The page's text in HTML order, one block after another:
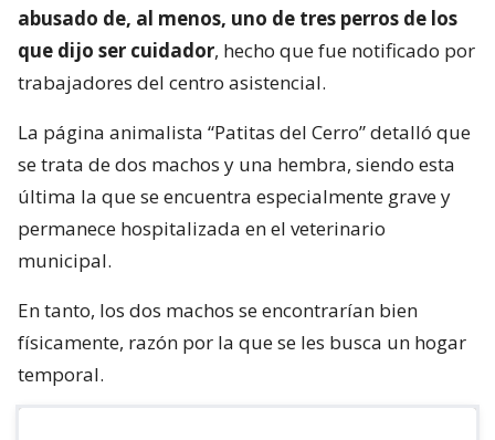
abusado de, al menos, uno de tres perros de los
que dijo ser cuidador, hecho que fue notificado por
trabajadores del centro asistencial.
La página animalista “Patitas del Cerro” detalló que
se trata de dos machos y una hembra, siendo esta
última la que se encuentra especialmente grave y
permanece hospitalizada en el veterinario
municipal.
En tanto, los dos machos se encontrarían bien
físicamente, razón por la que se les busca un hogar
temporal.